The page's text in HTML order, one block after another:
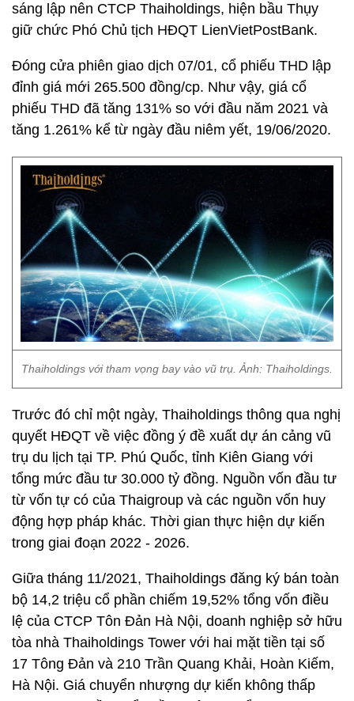
sáng lập nên CTCP Thaiholdings, hiện bầu Thụy
giữ chức Phó Chủ tịch HĐQT LienVietPostBank.
Đóng cửa phiên giao dịch 07/01, cổ phiếu THD lập
đỉnh giá mới 265.500 đồng/cp. Như vậy, giá cổ
phiếu THD đã tăng 131% so với đầu năm 2021 và
tăng 1.261% kể từ ngày đầu niêm yết, 19/06/2020.
Thaiholdings với tham vọng bay vào vũ trụ. Ảnh: Thaiholdings.
Trước đó chỉ một ngày, Thaiholdings thông qua nghị
quyết HĐQT về việc đồng ý đề xuất dự án cảng vũ
trụ du lịch tại TP. Phú Quốc, tỉnh Kiên Giang với
tổng mức đầu tư 30.000 tỷ đồng. Nguồn vốn đầu tư
từ vốn tự có của Thaigroup và các nguồn vốn huy
động hợp pháp khác. Thời gian thực hiện dự kiến
trong giai đoạn 2022 - 2026.
Giữa tháng 11/2021, Thaiholdings đăng ký bán toàn
bộ 14,2 triệu cổ phần chiếm 19,52% tổng vốn điều
lệ của CTCP Tôn Đản Hà Nội, doanh nghiệp sở hữu
tòa nhà Thaiholdings Tower với hai mặt tiền tại số
17 Tông Đản và 210 Trần Quang Khải, Hoàn Kiếm,
Hà Nội. Giá chuyển nhượng dự kiến không thấp